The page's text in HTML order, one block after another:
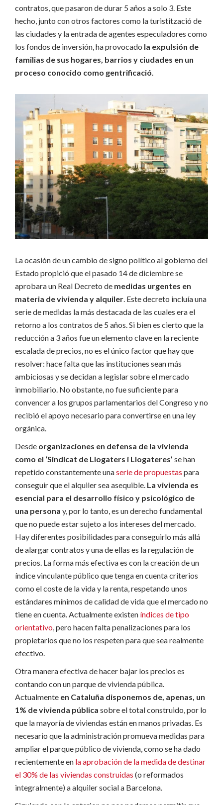
contratos, que pasaron de durar 5 años a solo 3. Este
hecho, junto con otros factores como laturistització de
las ciudades y la entrada de agentes especuladores como
los fondos de inversión, ha provocado la expulsión de
familias de sus hogares, barrios y ciudades en un
proceso conocido como gentrificació.
La ocasión de un cambio de signo político al gobierno del
Estado propició que el pasado 14 de diciembre se
aprobara un Real Decreto de medidas urgentes en
materia de vivienda y alquiler. Este decreto incluía una
serie de medidas la más destacada de las cuales era el
retorno a los contratos de 5 años. Si bien es cierto que la
reducción a 3 años fue un elemento clave en la reciente
escalada de precios, no es el único factor que hay que
resolver: hace falta que las instituciones sean más
ambiciosas y se decidan a legislar sobre el mercado
inmobiliario. No obstante, no fue suficiente para
convencer a los grupos parlamentarios del Congreso y no
recibió el apoyo necesario para convertirse en una ley
orgánica.
Desde organizaciones en defensa de la vivienda
como el ‘Sindicat de Llogaters i Llogateres’ se han
repetido constantemente unaserie de propuestas para
conseguir que el alquiler sea asequible. La vivienda es
esencial para el desarrollo físico y psicológico de
una persona y, por lo tanto, es un derecho fundamental
que no puede estar sujeto a los intereses del mercado.
Hay diferentes posibilidades para conseguirlo más allá
de alargar contratos y una de ellas es la regulación de
precios. La forma más efectiva es con la creación de un
índice vinculante público que tenga en cuenta criterios
como el coste de la vida y la renta, respetando unos
estándares mínimos de calidad de vida que el mercado no
tiene en cuenta. Actualmente existen índices de tipo
orientativo, pero hacen falta penalizaciones para los
propietarios que no los respeten para que sea realmente
efectivo.
Otra manera efectiva de hacer bajar los precios es
contando con un parque de vivienda pública.
Actualmente en Cataluña disponemos de, apenas, un
1% de vivienda pública sobre el total construido, por lo
que la mayoría de viviendas están en manos privadas. Es
necesario que la administración promueva medidas para
ampliar el parque público de vivienda, como se ha dado
recientemente en la aprobación de la medida de destinar
el 30% de las viviendas construidas (o reformados
integralmente) a alquiler social a Barcelona.